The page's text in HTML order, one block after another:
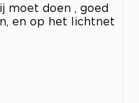
moet doen , goed
en op het lichtnet